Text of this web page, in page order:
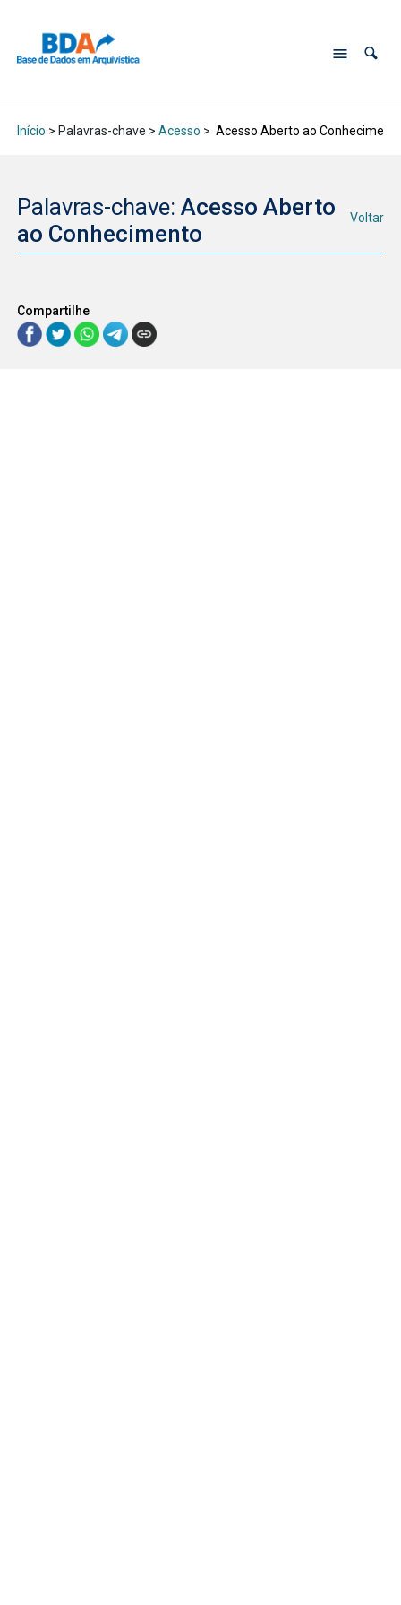
Início > Palavras-chave > Acesso > Acesso Aberto ao
Palavras-chave: Acesso Aberto
ao Conhecimento
Voltar
Compartilhe